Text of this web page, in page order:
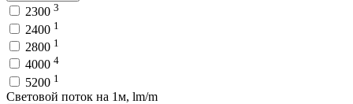
2300 3
2400 1
2800 1
4000 4
5200 1
Световой поток на 1м, lm/m